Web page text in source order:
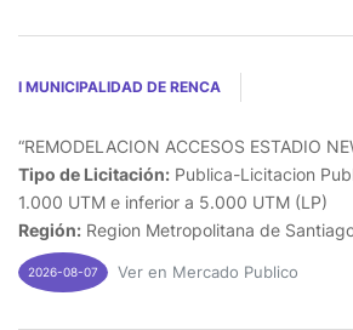
I MUNICIPALIDAD DE RENCA
“REMODELACION ACCESOS ESTADIO
Tipo de Licitación: Publica-Licitacion
1.000 UTM e inferior a 5.000 UTM (LP)
Región: Region Metropolitana de
2026-08-07 Ver en Mercado Publico